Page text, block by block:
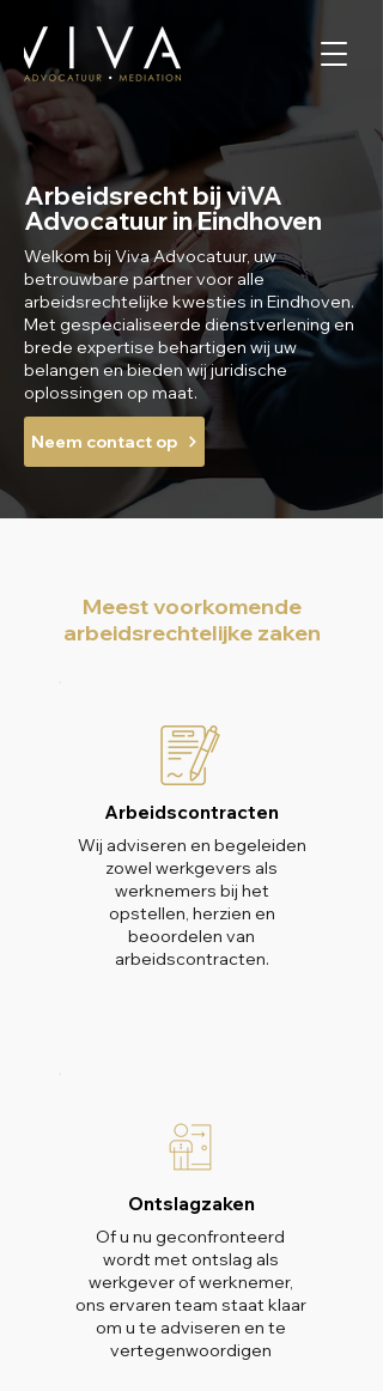
Arbeidsrecht bij viVA
Advocatuur in Eindhoven
Welkom bij Viva Advocatuur, uw
betrouwbare partner voor alle
arbeidsrechtelijke kwesties in Eindhoven.
Met gespecialiseerde dienstverlening en
brede expertise behartigen wij uw
belangen en bieden wij juridische
oplossingen op maat.
Neem contact op
Meest voorkomende
arbeidsrechtelijke zaken
Arbeidscontracten
Wij adviseren en begeleiden
zowel werkgevers als
werknemers bij het
opstellen, herzien en
beoordelen van
arbeidscontracten.
Ontslagzaken
Of u nu geconfronteerd
wordt met ontslag als
werkgever of werknemer,
ons ervaren team staat klaar
om u te adviseren en te
vertegenwoordigen